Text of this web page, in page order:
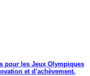
pour les Jeux Olympiques
et d’achèvement.